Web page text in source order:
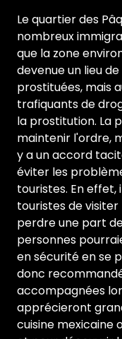
Le quartier des
nombreux
que la zone
devenue un lieu
prostituées, mais
trafiquants de
la prostitution. La
maintenir l'ordre,
y a un accord
éviter les
touristes. En effet,
touristes de
perdre une part
personnes
en sécurité en se
donc
accompagnées
apprécieront
cuisine mexicaine